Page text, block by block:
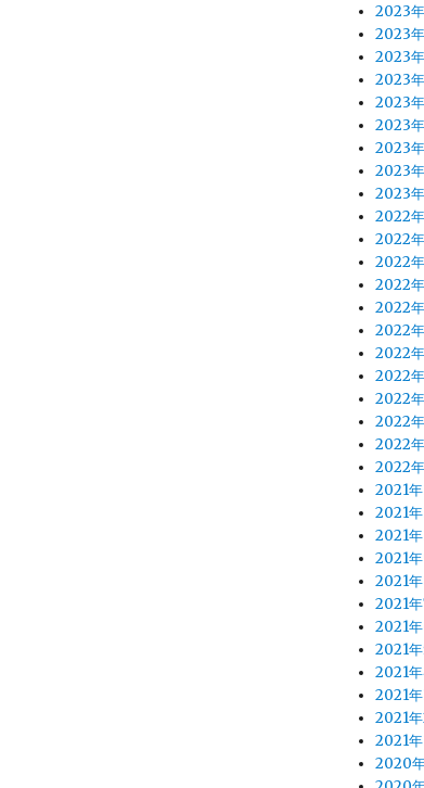
2023
2023
2023
2023
2023
2023
2023
2023
2023
2022
2022年
2022
2022
2022
2022
2022
2022
2022
2022
2022
2022
2021年
2021年
2021年
2021
2021
2021年
2021
2021年
2021
2021
2021
2021年
2020